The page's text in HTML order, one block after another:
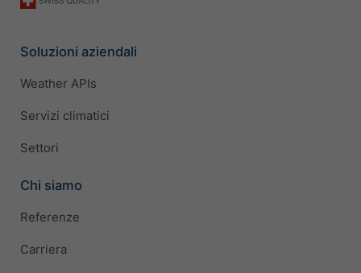
Soluzioni aziendali
Weather APIs
Servizi climatici
Settori
Chi siamo
Referenze
Carriera